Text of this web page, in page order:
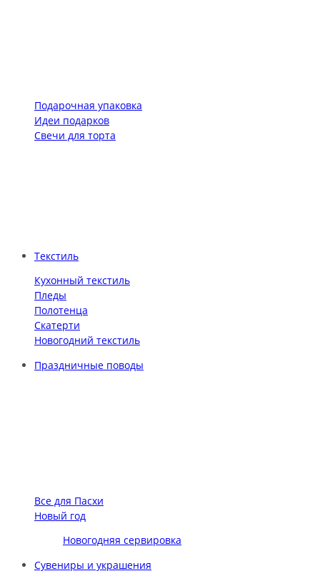
Подарочная упаковка
Идеи подарков
Свечи для торта
Текстиль
Кухонный текстиль
Пледы
Полотенца
Скатерти
Новогодний текстиль
Праздничные поводы
Все для Пасхи
Новый год
Новогодняя сервировка
Сувениры и украшения